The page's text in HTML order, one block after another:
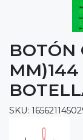
BOTÓN
MM)144
SKU: